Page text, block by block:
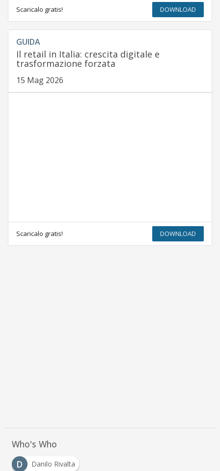
Scaricalo gratis! DOWNLOAD
GUIDA
Il retail in Italia: crescita digitale e
trasformazione forzata
15 Mag 2026
Scaricalo gratis! DOWNLOAD
Who's Who
D
Danilo Rivalta